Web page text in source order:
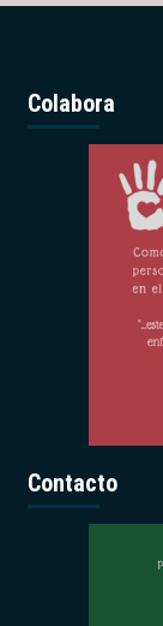
Colabora
Contacto